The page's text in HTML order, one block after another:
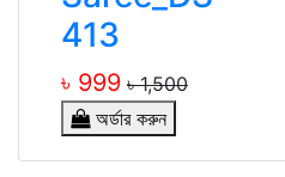
413
৳ 999 ৳ 1,500
অর্ডার করুন